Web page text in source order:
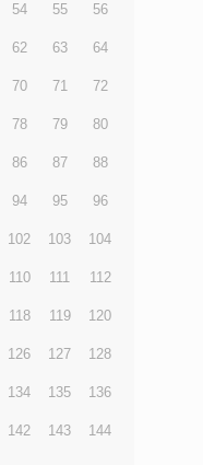
54 55 56
62 63 64
70 71 72
78 79 80
86 87 88
94 95 96
102 103 104
110 111 112
118 119 120
126 127 128
134 135 136
142 143 144